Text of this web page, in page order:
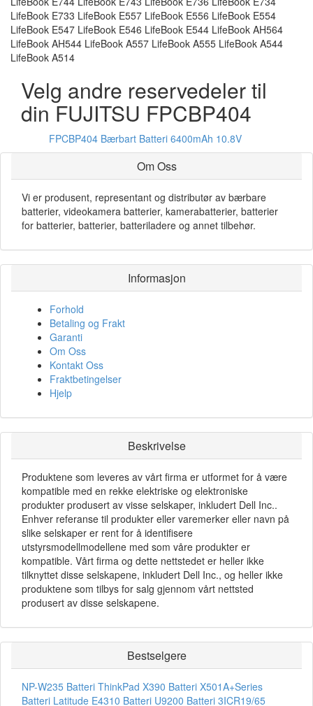
LifeBook E733 LifeBook E557 LifeBook E556 LifeBook E554
LifeBook E547 LifeBook E546 LifeBook E544 LifeBook AH564
LifeBook AH544 LifeBook A557 LifeBook A555 LifeBook A544
LifeBook A514
Velg andre reservedeler til
din FUJITSU FPCBP404
FPCBP404 Bærbart Batteri 6400mAh 10.8V
Om Oss
Vi er produsent, representant og distributør av bærbare
batterier, videokamera batterier, kamerabatterier, batterier
for batterier, batterier, batteriladere og annet tilbehør.
Informasjon
Forhold
Betaling og Frakt
Garanti
Om Oss
Kontakt Oss
Fraktbetingelser
Hjelp
Beskrivelse
Produktene som leveres av vårt firma er utformet for å være
kompatible med en rekke elektriske og elektroniske
produkter produsert av visse selskaper, inkludert Dell Inc..
Enhver referanse til produkter eller varemerker eller navn på
slike selskaper er rent for å identifisere
utstyrsmodellmodellene med som våre produkter er
kompatible. Vårt firma og dette nettstedet er heller ikke
tilknyttet disse selskapene, inkludert Dell Inc., og heller ikke
produktene som tilbys for salg gjennom vårt nettsted
produsert av disse selskapene.
Bestselgere
NP-W235 Batteri ThinkPad X390 Batteri X501A+Series
Batteri Latitude E4310 Batteri U9200 Batteri 3ICR19/65